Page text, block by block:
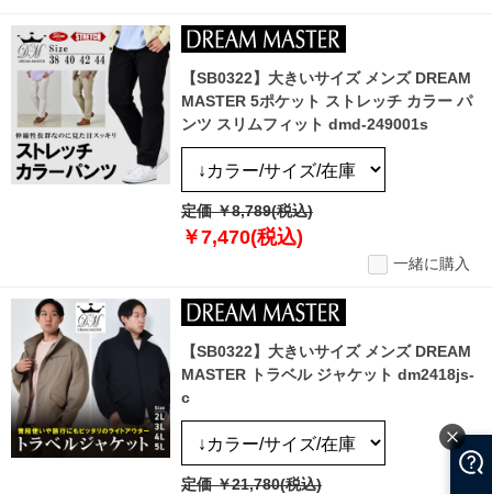
【SB0322】大きいサイズ メンズ DREAM
MASTER 5ポケット ストレッチ カラー パ
ンツ スリムフィット dmd-249001s
定価 ￥8,789(税込)
￥7,470(税込)
一緒に購入
【SB0322】大きいサイズ メンズ DREAM
MASTER トラベル ジャケット dm2418js-
c
定価 ￥21,780(税込)